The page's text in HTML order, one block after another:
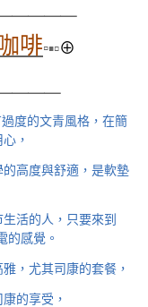
啡▫▪▫⊕
度的文青風格，在簡
，
高度與舒適，是軟墊
活的人，只要來到
的感覺。
，尤其司康的套餐，
的享受，